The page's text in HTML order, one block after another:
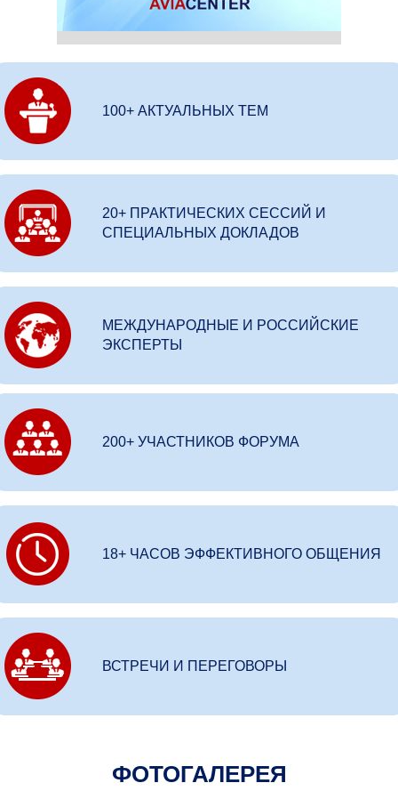
100+ АКТУАЛЬНЫХ ТЕМ
20+ ПРАКТИЧЕСКИХ СЕССИЙ И
СПЕЦИАЛЬНЫХ ДОКЛАДОВ
МЕЖДУНАРОДНЫЕ И РОССИЙСКИЕ
ЭКСПЕРТЫ
200+ УЧАСТНИКОВ ФОРУМА
18+ ЧАСОВ ЭФФЕКТИВНОГО ОБЩЕНИЯ
ВСТРЕЧИ И ПЕРЕГОВОРЫ
ФОТОГАЛЕРЕЯ